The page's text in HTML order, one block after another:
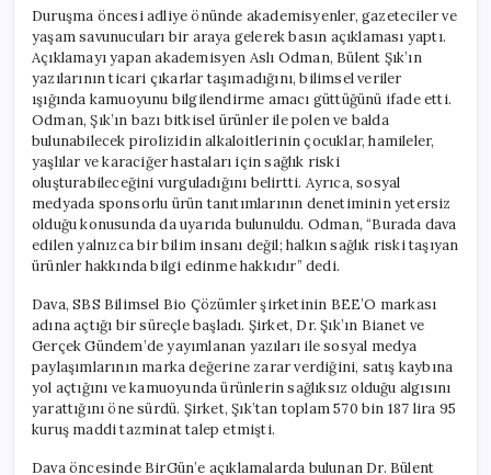
Duruşma öncesi adliye önünde akademisyenler, gazeteciler ve
yaşam savunucuları bir araya gelerek basın açıklaması yaptı.
Açıklamayı yapan akademisyen Aslı Odman, Bülent Şık’ın
yazılarının ticari çıkarlar taşımadığını, bilimsel veriler
ışığında kamuoyunu bilgilendirme amacı güttüğünü ifade etti.
Odman, Şık’ın bazı bitkisel ürünler ile polen ve balda
bulunabilecek pirolizidin alkaloitlerinin çocuklar, hamileler,
yaşlılar ve karaciğer hastaları için sağlık riski
oluşturabileceğini vurguladığını belirtti. Ayrıca, sosyal
medyada sponsorlu ürün tanıtımlarının denetiminin yetersiz
olduğu konusunda da uyarıda bulunuldu. Odman, “Burada dava
edilen yalnızca bir bilim insanı değil; halkın sağlık riski taşıyan
ürünler hakkında bilgi edinme hakkıdır” dedi.
Dava, SBS Bilimsel Bio Çözümler şirketinin BEE’O markası
adına açtığı bir süreçle başladı. Şirket, Dr. Şık’ın Bianet ve
Gerçek Gündem’de yayımlanan yazıları ile sosyal medya
paylaşımlarının marka değerine zarar verdiğini, satış kaybına
yol açtığını ve kamuoyunda ürünlerin sağlıksız olduğu algısını
yarattığını öne sürdü. Şirket, Şık’tan toplam 570 bin 187 lira 95
kuruş maddi tazminat talep etmişti.
Dava öncesinde BirGün’e açıklamalarda bulunan Dr. Bülent